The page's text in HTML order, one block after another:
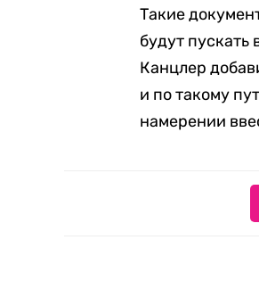
Такие
будут пускать
Канцлер
и по такому
намерении